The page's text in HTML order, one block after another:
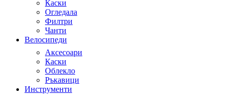
Каски
Огледала
Филтри
Чанти
Велосипеди
Аксесоари
Каски
Облекло
Ръкавици
Инструменти